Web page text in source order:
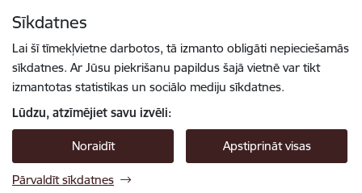
Sīkdatnes
Lai šī tīmekļvietne darbotos, tā izmanto obligāti nepieciešamās
sīkdatnes. Ar Jūsu piekrišanu papildus šajā vietnē var tikt
izmantotas statistikas un sociālo mediju sīkdatnes.
Lūdzu, atzīmējiet savu izvēli:
Noraidīt Apstiprināt visas
Pārvaldīt sīkdatnes